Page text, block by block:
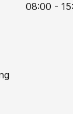
08:00 -